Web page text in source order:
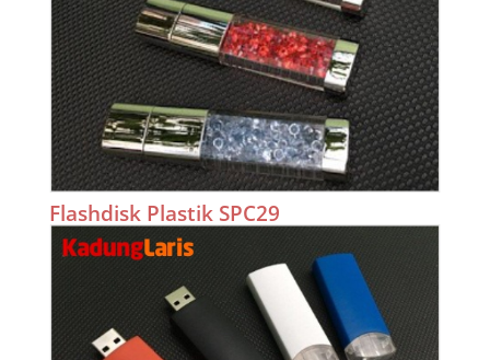
Flashdisk Plastik SPC29